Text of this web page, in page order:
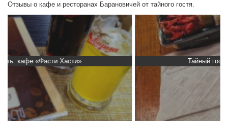
Отзывы о кафе и ресторанах Барановичей от тайного гостя.
Тайный гость: доставка Капибара